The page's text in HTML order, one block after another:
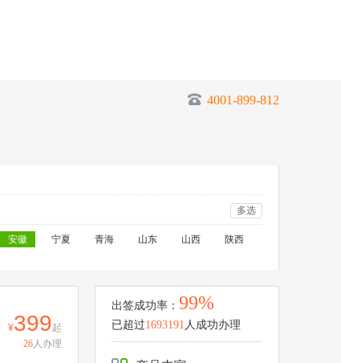
4001-899-812
多选
安徽 宁夏 青海 山东 山西
陕西
399起
26人办理
出签成功率： 99%
已超过1693191 人成功办理